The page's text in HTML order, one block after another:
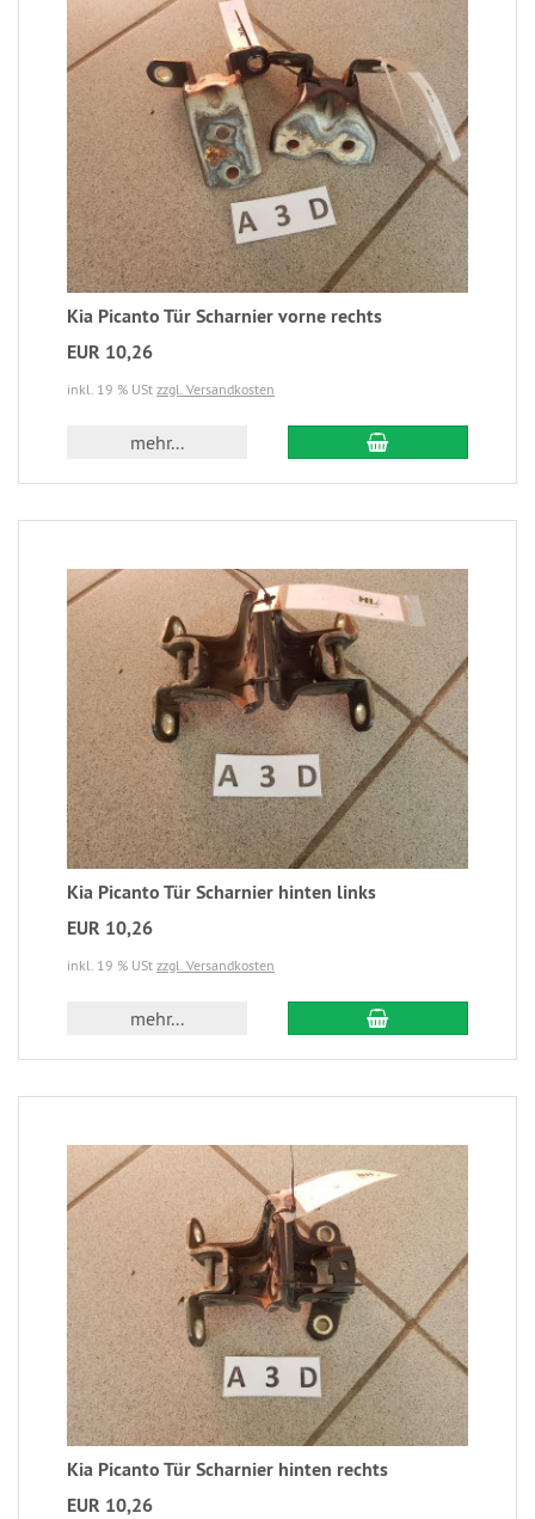
Kia Picanto Tür Scharnier vorne rechts
EUR 10,26
inkl. 19 % USt zzgl. Versandkosten
mehr...
Kia Picanto Tür Scharnier hinten links
EUR 10,26
inkl. 19 % USt zzgl. Versandkosten
mehr...
Kia Picanto Tür Scharnier hinten rechts
EUR 10,26